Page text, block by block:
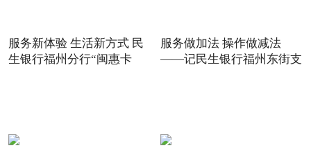
服务新体验 生活新方式 民
生银行福州分行“闽惠卡
服务做加法 操作做减法
——记民生银行福州东街支